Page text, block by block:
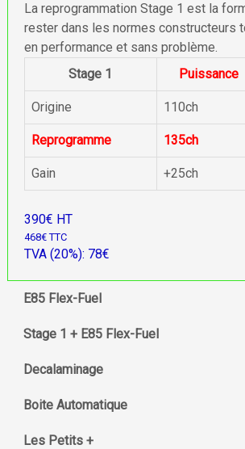
La reprogrammation Stage 1 est la
rester dans les normes constructeurs
en performance et sans problème.
Stage 1
Puissance
Origine 110ch
Reprogramme 135ch
Gain +25ch
390€ HT
468€ TTC
TVA (20%): 78€
E85 Flex-Fuel
Stage 1 + E85 Flex-Fuel
Decalaminage
Boite Automatique
Les Petits +